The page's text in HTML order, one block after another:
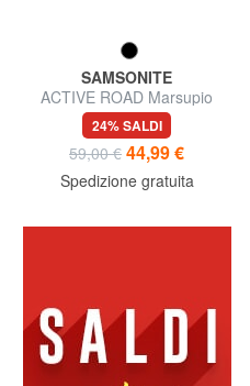
SAMSONITE
ACTIVE ROAD Marsupio
24% SALDI
59,00 € 44,99 €
Spedizione gratuita